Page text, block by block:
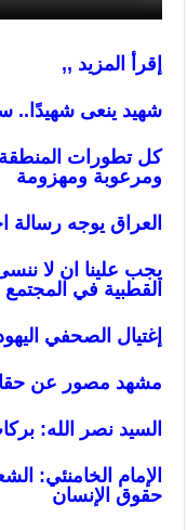
إقرأ المزيد ,,
شهيد ينعى شهيدًا..
كل تطورات المنطقة
ومرعوبة ومهزومة
العراق يوجه
يجب علينا ان لا
القطبية في المجتمع
إغتيال الصحفي
مشهد مصور عن
السيد نصر الله:
الإمام الخامنئي:
حقوق الإنسان